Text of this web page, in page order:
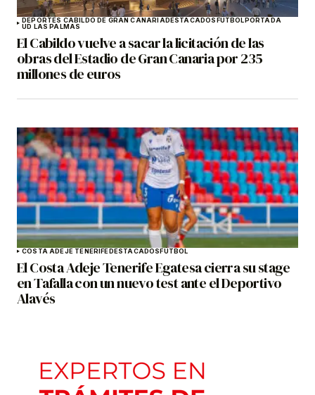
DEPORTES CABILDO DE GRAN CANARIADESTACADOSFÚTBOLPORTADA
UD LAS PALMAS
El Cabildo vuelve a sacar la licitación de las
obras del Estadio de Gran Canaria por 235
millones de euros
COSTA ADEJE TENERIFEDESTACADOSFÚTBOL
El Costa Adeje Tenerife Egatesa cierra su stage
en Tafalla con un nuevo test ante el Deportivo
Alavés